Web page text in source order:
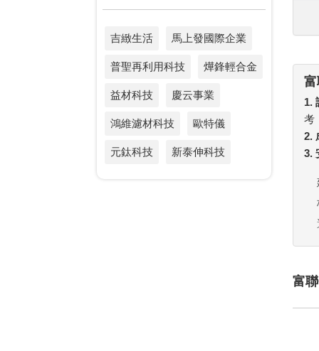
吉緻生活 馬上發國際企業
普聖再利用科技 燁鋒輕合金
益材科技 慶云事業
鴻維濾材科技 歐特儀
元鈦科技 新泰伸科技
1.
考
2.
3.
富